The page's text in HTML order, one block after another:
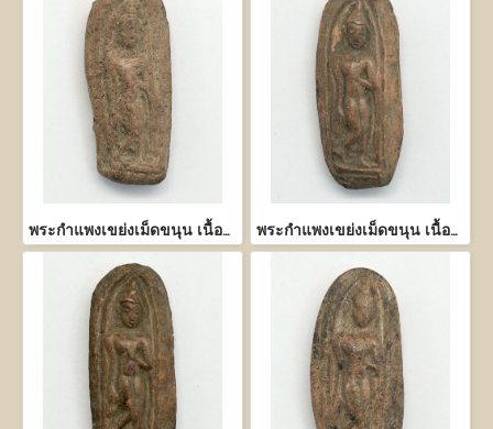
พระกำแพงเขย่งเม็ดขนุน เนื้อดิน พระกำแพงเขย่งเม็ดขนุน เนื้อดิน